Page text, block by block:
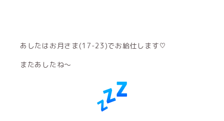
あしたはお月さま(17-23)でお給仕します♡
またあしたね〜